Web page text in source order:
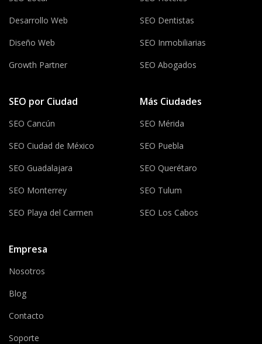
Desarrollo Web
Diseño Web
Growth Partner
SEO Dentistas
SEO Inmobiliarias
SEO Abogados
SEO por Ciudad
SEO Cancún
SEO Ciudad de México
SEO Guadalajara
SEO Monterrey
SEO Playa del Carmen
Más Ciudades
SEO Mérida
SEO Puebla
SEO Querétaro
SEO Tulum
SEO Los Cabos
Empresa
Nosotros
Blog
Contacto
Soporte